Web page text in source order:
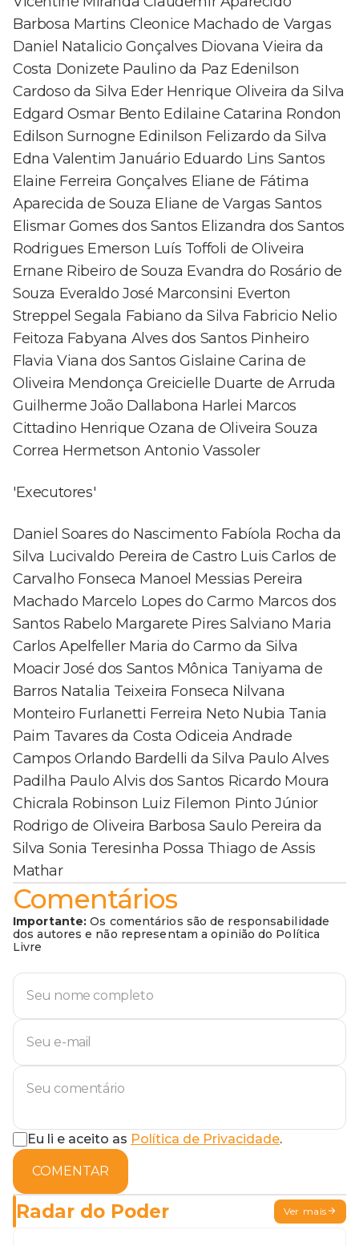
Barbosa Martins Cleonice Machado de Vargas
Daniel Natalicio Gonçalves Diovana Vieira da
Costa Donizete Paulino da Paz Edenilson
Cardoso da Silva Eder Henrique Oliveira da Silva
Edgard Osmar Bento Edilaine Catarina Rondon
Edilson Surnogne Edinilson Felizardo da Silva
Edna Valentim Januário Eduardo Lins Santos
Elaine Ferreira Gonçalves Eliane de Fátima
Aparecida de Souza Eliane de Vargas Santos
Elismar Gomes dos Santos Elizandra dos Santos
Rodrigues Emerson Luís Toffoli de Oliveira
Ernane Ribeiro de Souza Evandra do Rosário de
Souza Everaldo José Marconsini Everton
Streppel Segala Fabiano da Silva Fabricio Nelio
Feitoza Fabyana Alves dos Santos Pinheiro
Flavia Viana dos Santos Gislaine Carina de
Oliveira Mendonça Greicielle Duarte de Arruda
Guilherme João Dallabona Harlei Marcos
Cittadino Henrique Ozana de Oliveira Souza
Correa Hermetson Antonio Vassoler
'Executores'
Daniel Soares do Nascimento Fabíola Rocha da
Silva Lucivaldo Pereira de Castro Luis Carlos de
Carvalho Fonseca Manoel Messias Pereira
Machado Marcelo Lopes do Carmo Marcos dos
Santos Rabelo Margarete Pires Salviano Maria
Carlos Apelfeller Maria do Carmo da Silva
Moacir José dos Santos Mônica Taniyama de
Barros Natalia Teixeira Fonseca Nilvana
Monteiro Furlanetti Ferreira Neto Nubia Tania
Paim Tavares da Costa Odiceia Andrade
Campos Orlando Bardelli da Silva Paulo Alves
Padilha Paulo Alvis dos Santos Ricardo Moura
Chicrala Robinson Luiz Filemon Pinto Júnior
Rodrigo de Oliveira Barbosa Saulo Pereira da
Silva Sonia Teresinha Possa Thiago de Assis
Mathar
Comentários
Importante: Os comentários são de responsabilidade
dos autores e não representam a opinião do Política
Livre
Eu li e aceito as Política de Privacidade.
COMENTAR
Radar do Poder Ver mais